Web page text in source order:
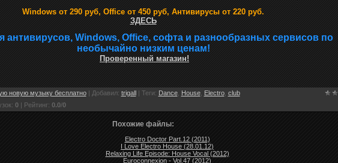
Windows от 290 руб, Office от 450 руб, Антивирусы от 220 руб.
ЗДЕСЬ
антивирусов, Windows, Office, софта и разнообразных сервисов по
необычайно низким ценам!
Проверенный магазин!
новую музыку бесплатно| Добавил: trigall| Теги: Dance, House, Electro, club
: 0| Рейтинг: 0.0/0
Похожие файлы:
Electro Doctor Part.12 (2011)
I Love Electro House (28.01.12)
Relaxing Life Episode: House Vocal (2012)
Euroconnexion - Vol.47 (2012)